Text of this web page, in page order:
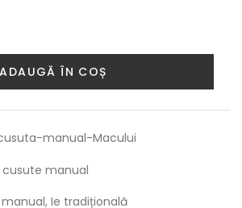
ADAUGĂ ÎN COȘ
manual-Macului
cusute manual
, Ie tradițională